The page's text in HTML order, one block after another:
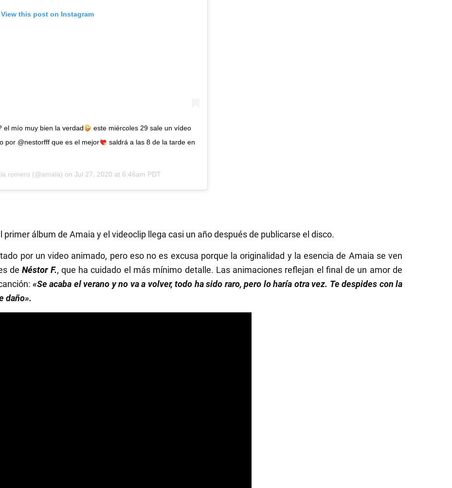
View this post on Instagram
el mío muy bien la verdad
este miércoles 29 sale un vídeo
por @nestorfff que es el mejor
saldrá a las 8 de la tarde en
romero (@amaia) on Jul 27, 2020 at 6:46am PDT
primer álbum de Amaia y el videoclip llega casi un año después de publicarse el disco.
por un video animado, pero eso no es excusa porque la originalidad y la esencia de Amaia se ven
deNéstor F., que ha cuidado el más mínimo detalle. Las animaciones reflejan el final de un amor de
«Se acaba el verano y no va a volver, todo ha sido raro, pero lo haría otra vez. Te despides con la
daño».